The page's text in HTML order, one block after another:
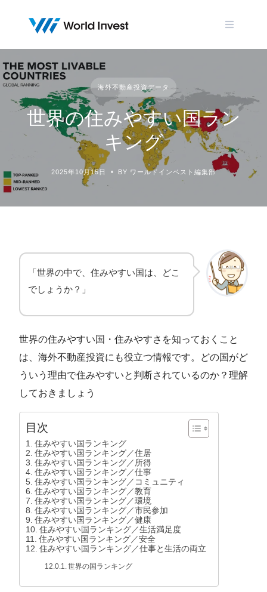
海外不動産投資データ
世界の住みやすい国ラン
キング
2025年10月15日 BY ワールドインベスト編集部
「世界の中で、住みやすい国は、どこ
でしょうか？」
世界の住みやすい国・住みやすさを知っておくこと
は、海外不動産投資にも役立つ情報です。どの国がど
ういう理由で住みやすいと判断されているのか？理解
しておきましょう
目次
住みやすい国ランキング
住みやすい国ランキング／住居
住みやすい国ランキング／所得
住みやすい国ランキング／仕事
住みやすい国ランキング／コミュニティ
住みやすい国ランキング／教育
住みやすい国ランキング／環境
住みやすい国ランキング／市民参加
住みやすい国ランキング／健康
住みやすい国ランキング／生活満足度
住みやすい国ランキング／安全
住みやすい国ランキング／仕事と生活の両立
世界の国ランキング